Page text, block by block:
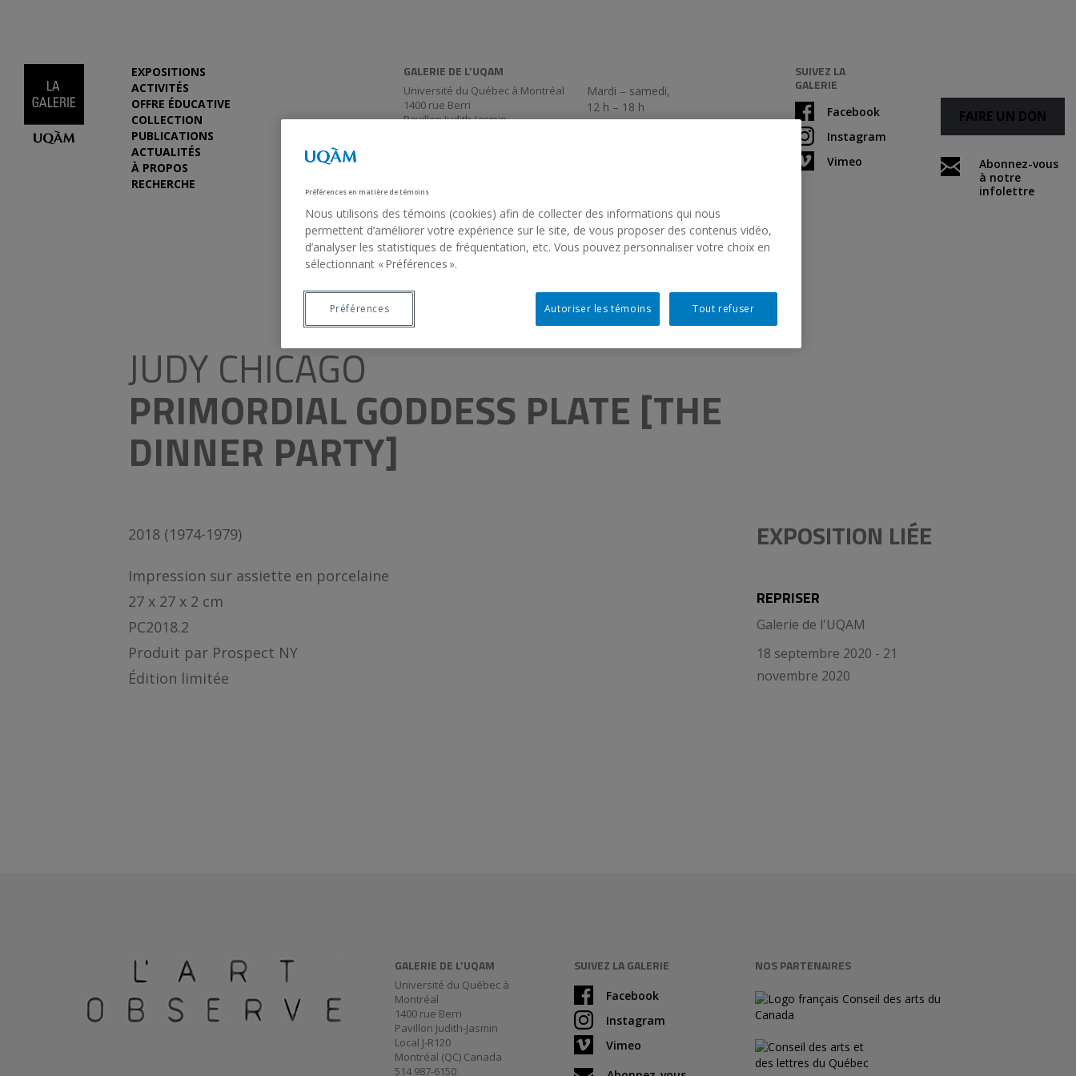
EXPOSITIONS
ACTIVITÉS
OFFRE ÉDUCATIVE
COLLECTION
PUBLICATIONS
ACTUALITÉS
À PROPOS
RECHERCHE
GALERIE DE L’UQAM
Université du Québec à Montréal
1400 rue Berri
Pavillon Judith-Jasmin
Mardi – samedi,
12 h – 18 h
17 h 30.
SUIVEZ LA
GALERIE
Facebook
Instagram
Vimeo
FAIRE UN DON
Abonnez-vous
à notre
infolettre
JUDY CHICAGO
PRIMORDIAL GODDESS PLATE [THE
DINNER PARTY]
2018 (1974-1979)
Impression sur assiette en porcelaine
27 x 27 x 2 cm
PC2018.2
Produit par Prospect NY
Édition limitée
EXPOSITION LIÉE
REPRISER
Galerie de l'UQAM
18 septembre 2020 - 21
novembre 2020
GALERIE DE L’UQAM
Université du Québec à
Montréal
1400 rue Berri
Pavillon Judith-Jasmin
Local J-R120
Montréal (QC) Canada
514 987-6150
SUIVEZ LA GALERIE
Facebook
Instagram
Vimeo
NOS PARTENAIRES
Préférences en matière de témoins
Nous utilisons des témoins (cookies) afin de collecter des informations qui nous
permettent d’améliorer votre expérience sur le site, de vous proposer des contenus vidéo,
d’analyser les statistiques de fréquentation, etc. Vous pouvez personnaliser votre choix en
sélectionnant « Préférences ».
Tout refuser
Autoriser les témoins
Préférences